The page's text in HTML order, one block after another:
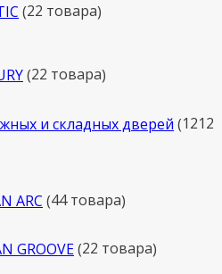
22 товара
22 товара
и складных дверей 1212
ARC 44 товара
GROOVE 22 товара